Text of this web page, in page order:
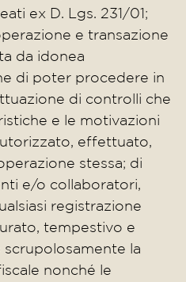
ex D. Lgs. 231/01;
e transazione
da idonea
di poter procedere in
di controlli che
e le motivazioni
effettuato,
stessa; di
e/o collaboratori,
registrazione
tempestivo e
la
nonché le